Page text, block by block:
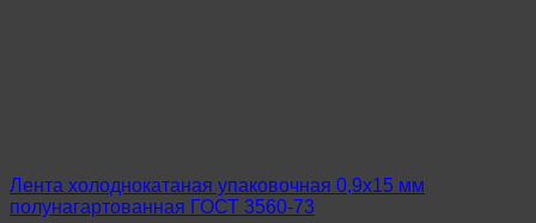
Лента холоднокатаная упаковочная 0,9х15 мм
полунагартованная ГОСТ 3560-73